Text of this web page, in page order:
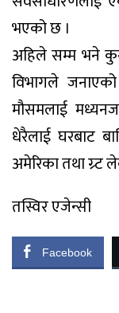
भएको छ ।
अहिले सम्म भने
विभागले
मौसमलाई
धेरैलाई घरबाट
अमेरिका तथा
तस्विर एजेन्सी
Facebook